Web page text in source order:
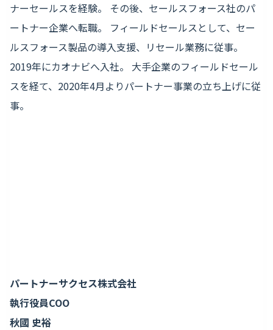
ナーセールスを経験。 その後、セールスフォース社のパ
ートナー企業へ転職。 フィールドセールスとして、セー
ルスフォース製品の導入支援、リセール業務に従事。
2019年にカオナビへ入社。 大手企業のフィールドセール
スを経て、2020年4月よりパートナー事業の立ち上げに従
事。
パートナーサクセス株式会社
執行役員COO
秋國 史裕